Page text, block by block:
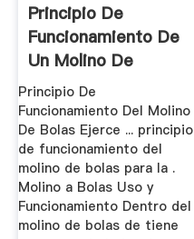
Principio De
Funcionamiento De
Un Molino De
Clavijas
Principio De
Funcionamiento Del Molino
De Bolas Ejerce ... principio
de funcionamiento del
molino de bolas para la .
Molino a Bolas Uso y
Funcionamiento Dentro del
molino de bolas de tiene